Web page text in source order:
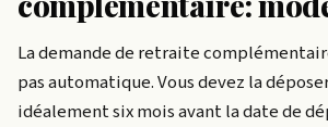
La demande de retraite
pas automatique. Vous devez la
idéalement six mois avant la date de